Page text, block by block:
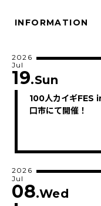
INFORMATION
100人カイギFES
口市にて開催！
2026
Jul
19.Sun
2026
Jul
08.Wed